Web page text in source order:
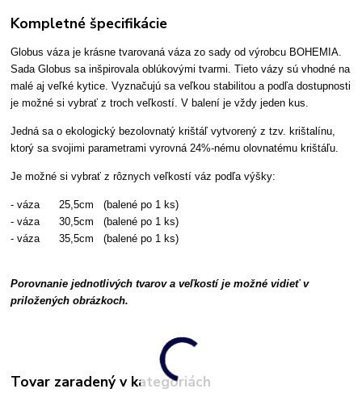
Kompletné špecifikácie
Globus váza je krásne tvarovaná váza zo sady od výrobcu BOHEMIA.
Sada Globus sa inšpirovala oblúkovými tvarmi. Tieto vázy sú vhodné na
malé aj veľké kytice. Vyznačujú sa veľkou stabilitou a podľa dostupnosti
je možné si vybrať z troch veľkostí. V balení je vždy jeden kus.
Jedná sa o ekologický bezolovnatý krištáľ vytvorený z tzv. krištalínu,
ktorý sa svojimi parametrami vyrovná 24%-nému olovnatému krištáľu.
Je možné si vybrať z rôznych veľkostí váz podľa výšky:
- váza 25,5cm (balené po 1 ks)
- váza 30,5cm (balené po 1 ks)
- váza 35,5cm (balené po 1 ks)
Porovnanie jednotlivých tvarov a veľkostí je možné vidieť v
priložených obrázkoch.
Tovar zaradený v kategóriách